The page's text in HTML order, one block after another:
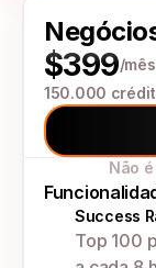
$399/mês
150.000
Não
Success
Top 100